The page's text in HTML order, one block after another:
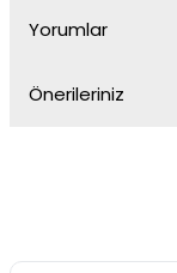
Yorumlar
Önerileriniz